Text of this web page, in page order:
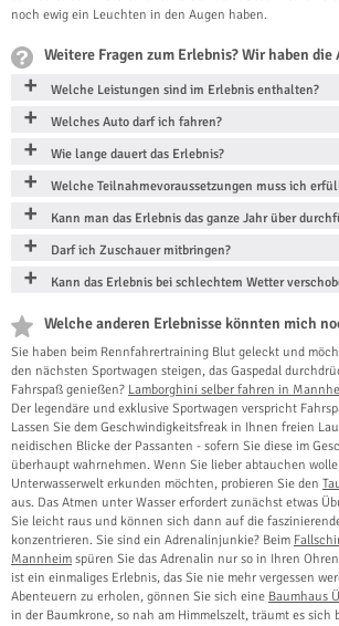
noch ewig ein Leuchten in den Augen haben.
Weitere Fragen zum Erlebnis? Wir haben
Welche Leistungen sind im Erlebnis enthalten?
Welches Auto darf ich fahren?
Wie lange dauert das Erlebnis?
Welche Teilnahmevoraussetzungen muss ich
Kann man das Erlebnis das ganze Jahr über
Darf ich Zuschauer mitbringen?
Kann das Erlebnis bei schlechtem Wetter
Welche anderen Erlebnisse könnten mich
Sie haben beim Rennfahrertraining Blut geleckt und
den nächsten Sportwagen steigen, das Gaspedal
Fahrspaß genießen? Lamborghini selber fahren in
Der legendäre und exklusive Sportwagen verspricht
Lassen Sie dem Geschwindigkeitsfreak in Ihnen freien
neidischen Blicke der Passanten - sofern Sie diese im
überhaupt wahrnehmen. Wenn Sie lieber abtauchen
Unterwasserwelt erkunden möchten, probieren Sie den
aus. Das Atmen unter Wasser erfordert zunächst etwas
Sie leicht raus und können sich dann auf die
konzentrieren. Sie sind ein Adrenalinjunkie? Beim
Mannheim spüren Sie das Adrenalin nur so in Ihren
ist ein einmaliges Erlebnis, das Sie nie mehr vergessen
Abenteuern zu erholen, gönnen Sie sich eine Baumhaus
in der Baumkrone, so nah am Himmelszelt, träumt es sich